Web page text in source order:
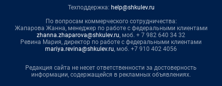
Техподдержка: help@shkulev.ru
По вопросам коммерческого сотрудничества:
Жапарова Жанна, менеджер по работе с федеральными клиентами
zhanna.zhaparova@shkulev.ru, моб. + 7 982 640 34 32
Ревина Мария, директор по работе с федеральными клиентами
mariya.revina@shkulev.ru, моб. +7 910 402 4056
Редакция сайта не несет ответственности за достоверность
информации, содержащейся в рекламных объявлениях.